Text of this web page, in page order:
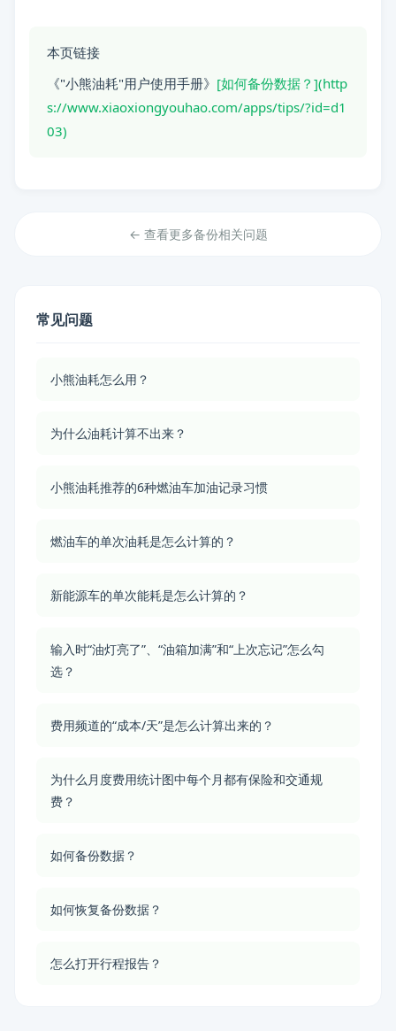
本页链接
《"小熊油耗"用户使用手册》 [如何备份数据？](http
s://www.xiaoxiongyouhao.com/apps/tips/?id=d1
03)
← 查看更多备份相关问题
常见问题
小熊油耗怎么用？
为什么油耗计算不出来？
小熊油耗推荐的6种燃油车加油记录习惯
燃油车的单次油耗是怎么计算的？
新能源车的单次能耗是怎么计算的？
输入时“油灯亮了”、“油箱加满”和“上次忘记”怎么勾
选？
费用频道的“成本/天”是怎么计算出来的？
为什么月度费用统计图中每个月都有保险和交通规
费？
如何备份数据？
如何恢复备份数据？
怎么打开行程报告？